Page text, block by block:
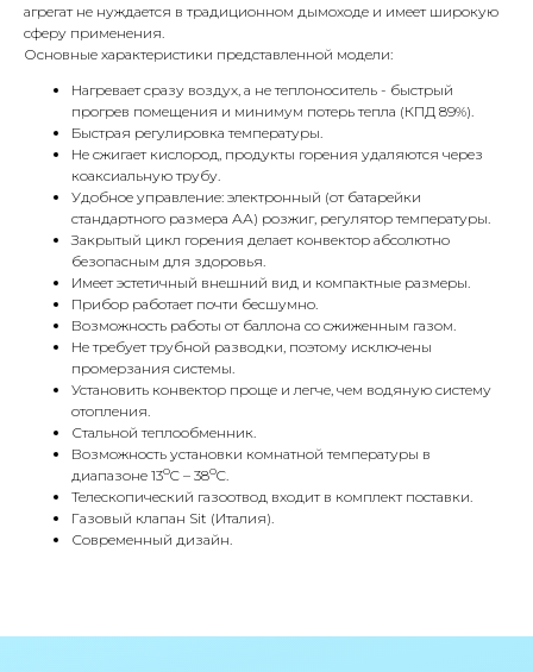
агрегат не нуждается в традиционном дымоходе и имеет широкую
сферу применения.
Основные характеристики представленной модели:
Нагревает сразу воздух, а не теплоноситель - быстрый
прогрев помещения и минимум потерь тепла (КПД 89%).
Быстрая регулировка температуры.
Не сжигает кислород, продукты горения удаляются через
коаксиальную трубу.
Удобное управление: электронный (от батарейки
стандартного размера АА) розжиг, регулятор температуры.
Закрытый цикл горения делает конвектор абсолютно
безопасным для здоровья.
Имеет эстетичный внешний вид и компактные размеры.
Прибор работает почти бесшумно.
Возможность работы от баллона со сжиженным газом.
Не требует трубной разводки, поэтому исключены
промерзания системы.
Установить конвектор проще и легче, чем водяную систему
отопления.
Стальной теплообменник.
Возможность установки комнатной температуры в
диапазоне 13оC – 38оC.
Телескопический газоотвод входит в комплект поставки.
Газовый клапан Sit (Италия).
Современный дизайн.
Адрес
Г.Москва Волоколамское шоссе,
71/22к2
Пн-вс с 9:00 до 18:00
Телефон
8 495 233-79-79
iceicemarket@yandex.ru
8 985 233-79-79
КОНТАКТЫ